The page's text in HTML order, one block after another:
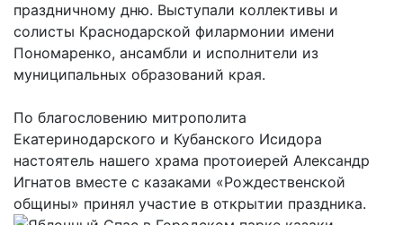
праздничному дню. Выступали коллективы и
солисты Краснодарской филармонии имени
Пономаренко, ансамбли и исполнители из
муниципальных образований края.
По благословению митрополита
Екатеринодарского и Кубанского Исидора
настоятель нашего храма протоиерей Александр
Игнатов вместе с казаками «Рождественской
общины» принял участие в открытии праздника.